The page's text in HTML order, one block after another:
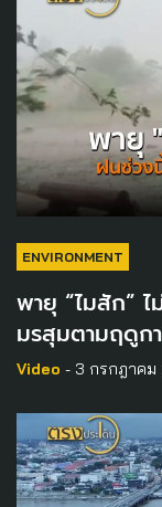
ENVIRONMENT
พายุ “ไมสัก”
มรสุมตามฤดูก
Video - 3 กรกฎาคม